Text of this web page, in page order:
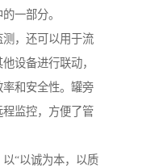
一部分。
，还可以用于流
设备进行联动，
和安全性。罐旁
监控，方便了管
“以诚为本，以质